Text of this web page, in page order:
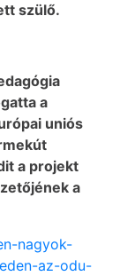
szülő.
a
uniós
a projekt
a
nagyok-
az-odu-